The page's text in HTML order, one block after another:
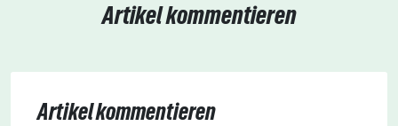
Artikel kommentieren
Artikel kommentieren